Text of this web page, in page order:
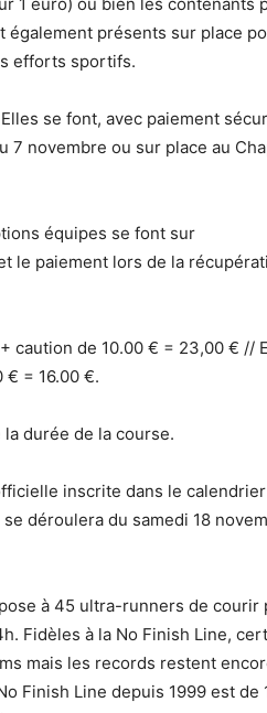
également présents sur place
efforts sportifs.
Elles se font, avec paiement
7 novembre ou sur place au
équipes se font sur
le paiement lors de la
caution de 10.00 € = 23,00 € //
€ = 16.00 €.
durée de la course.
inscrite dans le
déroulera du samedi 18
à 45 ultra-runners de
Fidèles à la No Finish Line,
mais les records restent
Finish Line depuis 1999 est de